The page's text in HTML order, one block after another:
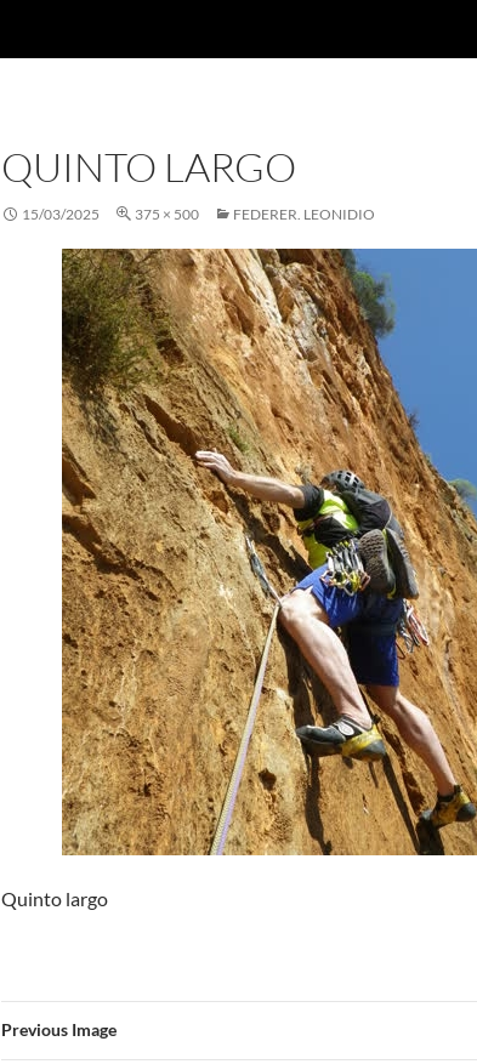
QUINTO LARGO
15/03/2025 375 × 500 FEDERER. LEONIDIO
Quinto largo
Previous Image